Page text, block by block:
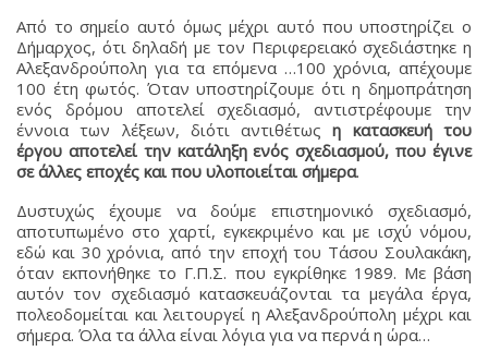
Από το σημείο αυτό όμως μέχρι αυτό που υποστηρίζει ο
Δήμαρχος, ότι δηλαδή με τον Περιφερειακό σχεδιάστηκε η
Αλεξανδρούπολη για τα επόμενα …100 χρόνια, απέχουμε
100 έτη φωτός. Όταν υποστηρίζουμε ότι η δημοπράτηση
ενός δρόμου αποτελεί σχεδιασμό, αντιστρέφουμε την
έννοια των λέξεων, διότι αντιθέτωςη κατασκευή του
έργου αποτελεί την κατάληξη ενός σχεδιασμού, που έγινε
σε άλλες εποχές και που υλοποιείται σήμερα.
Δυστυχώς έχουμε να δούμε επιστημονικό σχεδιασμό,
αποτυπωμένο στο χαρτί, εγκεκριμένο και με ισχύ νόμου,
εδώ και 30 χρόνια, από την εποχή του Τάσου Σουλακάκη,
όταν εκπονήθηκε το Γ.Π.Σ. που εγκρίθηκε 1989. Με βάση
αυτόν τον σχεδιασμό κατασκευάζονται τα μεγάλα έργα,
πολεοδομείται και λειτουργεί η Αλεξανδρούπολη μέχρι και
σήμερα. Όλα τα άλλα είναι λόγια για να περνά η ώρα…